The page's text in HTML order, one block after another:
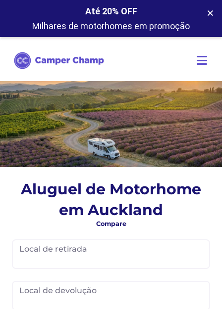
Até 20% OFF
Milhares de motorhomes em promoção
×
Aluguel de Motorhome
em Auckland
Compare
Local de retirada
Local de devolução